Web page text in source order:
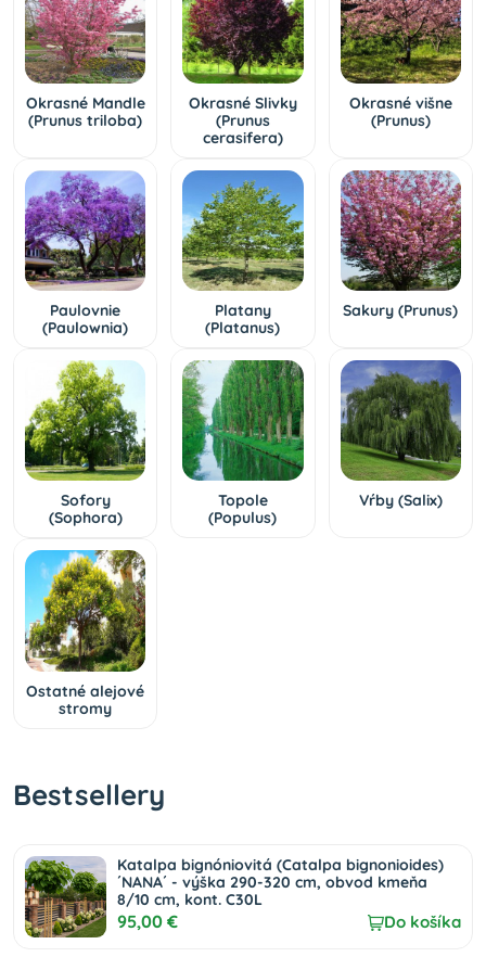
Okrasné Mandle
(Prunus triloba)
Okrasné Slivky
(Prunus
cerasifera)
Okrasné višne
(Prunus)
Paulovnie
(Paulownia)
Platany
(Platanus)
Sakury (Prunus)
Sofory
(Sophora)
Topole
(Populus)
Vŕby (Salix)
Ostatné alejové
stromy
Bestsellery
Katalpa bignóniovitá (Catalpa bignonioides)
´NANA´ - výška 290-320 cm, obvod kmeňa
8/10 cm, kont. C30L
95,00 € Do košíka